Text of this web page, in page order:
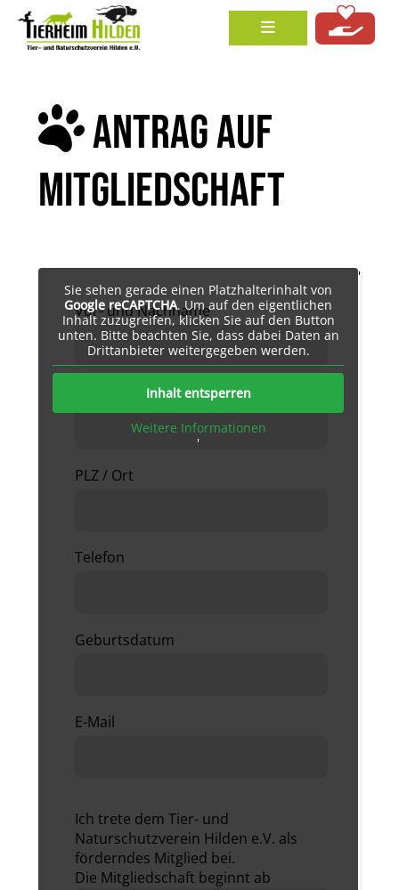
ANTRAG AUF
MITGLIEDSCHAFT
Vor- und Nachname
PLZ / Ort
Telefon
Geburtsdatum
E-Mail
Ich trete dem Tier- und
Naturschutzverein Hilden e.V. als
förderndes Mitglied bei.
Die Mitgliedschaft beginnt ab
Sie sehen gerade einen Platzhalterinhalt von
Google reCAPTCHA. Um auf den eigentlichen
Inhalt zuzugreifen, klicken Sie auf den Button
unten. Bitte beachten Sie, dass dabei Daten an
Drittanbieter weitergegeben werden.
Inhalt entsperren
Weitere Informationen
'
'